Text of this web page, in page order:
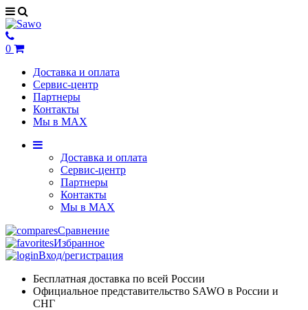
0
Доставка и оплата
Сервис-центр
Партнеры
Контакты
Мы в MAX
Доставка и оплата
Сервис-центр
Партнеры
Контакты
Мы в MAX
Сравнение
Избранное
Вход/регистрация
Бесплатная доставка по всей России
Официальное представительство SAWO в России и
СНГ